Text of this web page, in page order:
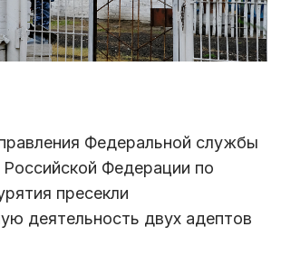
Федеральной службы
Российской Федерации по
пресекли
деятельность двух адептов